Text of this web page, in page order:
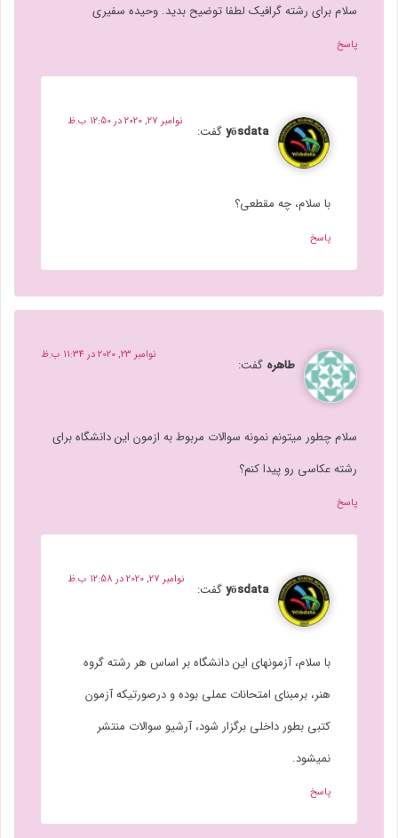
سلام برای رشته گرافیک لطفا توضیح بدید. وحیده سفیری
پاسخ
yösdataگفت:
نوامبر 27, 2020 در 12:50 ب.ظ
با سلام، چه مقطعی؟
پاسخ
طاهره گفت:
نوامبر 23, 2020 در 11:34 ب.ظ
سلام چطور میتونم نمونه سوالات مربوط به ازمون این دانشگاه برای
رشته عکاسی رو پیدا کنم؟
پاسخ
yösdataگفت:
نوامبر 27, 2020 در 12:58 ب.ظ
با سلام، آزمونهای این دانشگاه بر اساس هر رشته گروه
هنر، برمبنای امتحانات عملی بوده و درصورتیکه آزمون
کتبی بطور داخلی برگزار شود، آرشیو سوالات منتشر
نمیشود.
پاسخ